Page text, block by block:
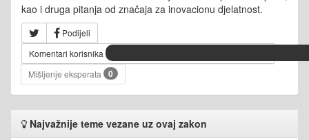
kao i druga pitanja od značaja za inovacionu djelatnost.
Podijeli
Komentari korisnika
Mišljenje eksperata
0
Najvažnije teme vezane uz ovaj zakon